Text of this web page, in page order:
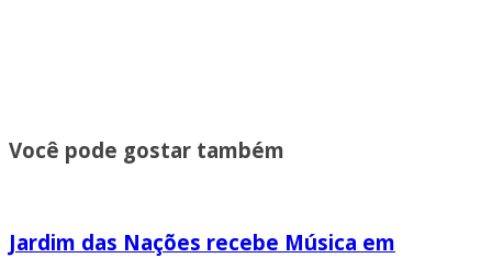
Você pode gostar também
Jardim das Nações recebe Música em